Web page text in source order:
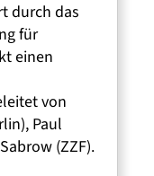
durch das
für
einen
von
Paul
(ZZF).